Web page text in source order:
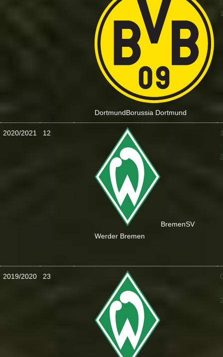
DortmundBorussia Dortmund
:
2020/2021 12
BremenSV
Werder Bremen
:
2019/2020 23
: